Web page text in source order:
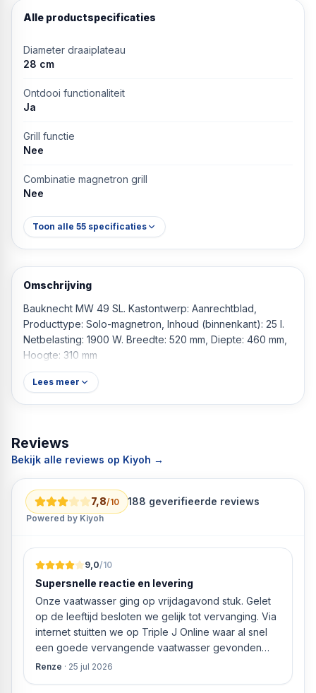
Alle productspecificaties
Diameter draaiplateau
28 cm
Ontdooi functionaliteit
Ja
Grill functie
Nee
Combinatie magnetron grill
Nee
Toon alle 55 specificaties
Omschrijving
Bauknecht MW 49 SL. Kastontwerp: Aanrechtblad,
Producttype: Solo-magnetron, Inhoud (binnenkant): 25 l.
Netbelasting: 1900 W. Breedte: 520 mm, Diepte: 460 mm,
Hoogte: 310 mm
Lees meer
Reviews
Bekijk alle reviews op Kiyoh →
7,8/10 188 geverifieerde reviews
Powered by Kiyoh
9,0/10
Supersnelle reactie en levering
Onze vaatwasser ging op vrijdagavond stuk. Gelet
op de leeftijd besloten we gelijk tot vervanging. Via
internet stuitten we op Triple J Online waar al snel
een goede vervangende vaatwasser gevonden
werd. ‘s Ochtends even gebeld met de
Renze · 25 jul 2026